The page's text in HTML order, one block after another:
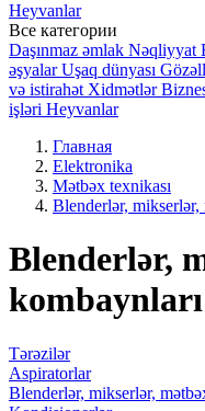
Heyvanlar
Все категории
Daşınmaz əmlak Nəqliyyat
əşyalar Uşaq dünyası
və istirahət Xidmətlər
işləri Heyvanlar
Главная
Elektronika
Mətbəx texnikası
Blenderlər, mikserlər,
Blenderlər,
kombaynları
Tərəzilər
Aspiratorlar
Blenderlər, mikserlər,